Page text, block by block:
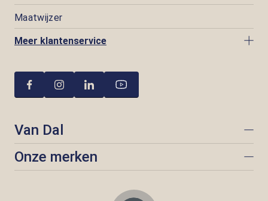
Maatwijzer
Meer klantenservice
Van Dal
Onze merken